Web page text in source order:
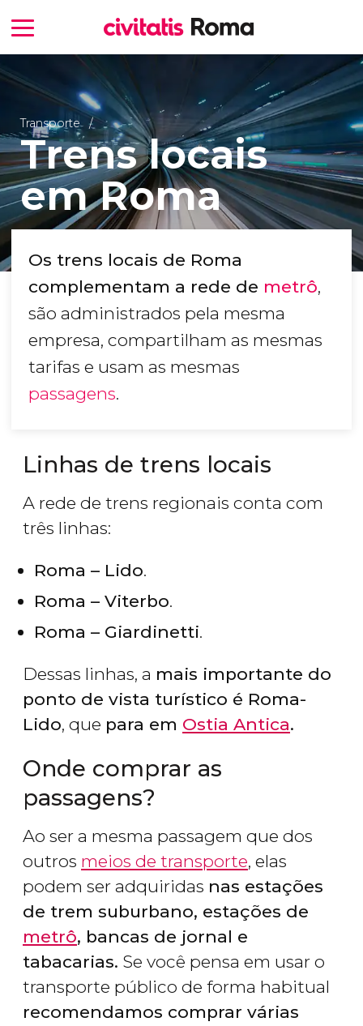
Transporte
Trens locais
em Roma
Os trens locais de Roma
complementam a rede de metrô,
são administrados pela mesma
empresa, compartilham as mesmas
tarifas e usam as mesmas
passagens.
Linhas de trens locais
A rede de trens regionais conta com
três linhas:
Roma – Lido.
Roma – Viterbo.
Roma – Giardinetti.
Dessas linhas, a mais importante do
ponto de vista turístico é Roma-
Lido, que para em Ostia Antica.
Onde comprar as
passagens?
Ao ser a mesma passagem que dos
outros meios de transporte, elas
podem ser adquiridas nas estações
de trem suburbano, estações de
metrô, bancas de jornal e
tabacarias. Se você pensa em usar o
transporte público de forma habitual
recomendamos comprar várias